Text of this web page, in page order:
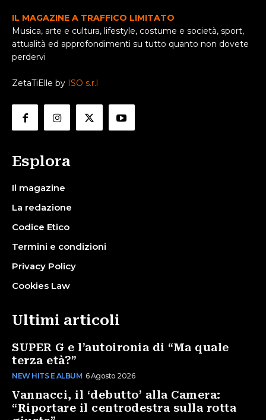
IL MAGAZINE A TRAFFICO LIMITATO
Musica, arte e cultura, lifestyle, costume e società, sport,
attualità ed approfondimenti su tutto quanto non dovete
perdervi
ZetaTiElle by ISO s.r.l
Esplora
Il magazine
La redazione
Codice Etico
Termini e condizioni
Privacy Policy
Cookies Law
Ultimi articoli
SUPER G e l’autoironia di “Ma quale
terza età?”
NEW HITS E ALBUM 6 Agosto 2026
Vannacci, il ‘debutto’ alla Camera:
“Riportare il centrodestra sulla rotta